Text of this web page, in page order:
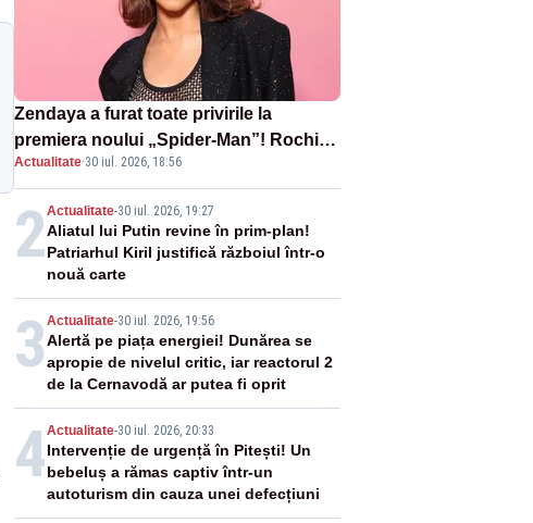
Zendaya a furat toate privirile la
premiera noului „Spider-Man”! Rochia
inspirată de pânza de păianjen a făcut
senzație
Actualitate·30 iul. 2026, 18:56
2Actualitate-30 iul. 2026, 19:27
Aliatul lui Putin revine în prim-plan!
Patriarhul Kiril justifică războiul într-o
nouă carte
3 Actualitate-30 iul. 2026, 19:56
Alertă pe piața energiei! Dunărea se
apropie de nivelul critic, iar reactorul 2
de la Cernavodă ar putea fi oprit
4Actualitate-30 iul. 2026, 20:33
Intervenție de urgență în Pitești! Un
bebeluș a rămas captiv într-un
autoturism din cauza unei defecțiuni